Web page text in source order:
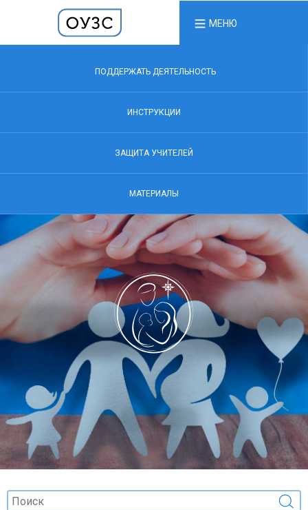
МЕНЮ
ПОДДЕРЖАТЬ ДЕЯТЕЛЬНОСТЬ
ИНСТРУКЦИИ
ЗАЩИТА УЧИТЕЛЕЙ
МАТЕРИАЛЫ